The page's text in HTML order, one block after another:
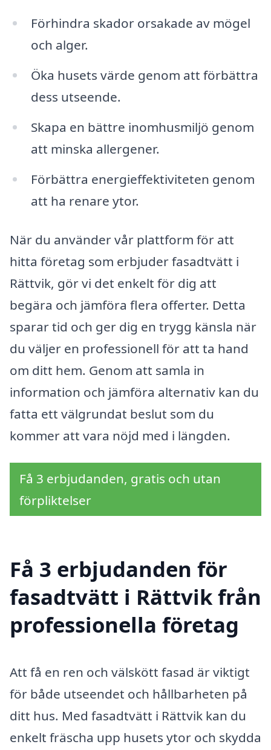
Förhindra skador orsakade av mögel
och alger.
Öka husets värde genom att förbättra
dess utseende.
Skapa en bättre inomhusmiljö genom
att minska allergener.
Förbättra energieffektiviteten genom
att ha renare ytor.
När du använder vår plattform för att
hitta företag som erbjuder fasadtvätt i
Rättvik, gör vi det enkelt för dig att
begära och jämföra flera offerter. Detta
sparar tid och ger dig en trygg känsla när
du väljer en professionell för att ta hand
om ditt hem. Genom att samla in
information och jämföra alternativ kan du
fatta ett välgrundat beslut som du
kommer att vara nöjd med i längden.
Få 3 erbjudanden, gratis och utan
förpliktelser
Få 3 erbjudanden för
fasadtvätt i Rättvik från
professionella företag
Att få en ren och välskött fasad är viktigt
för både utseendet och hållbarheten på
ditt hus. Med fasadtvätt i Rättvik kan du
enkelt fräscha upp husets ytor och skydda